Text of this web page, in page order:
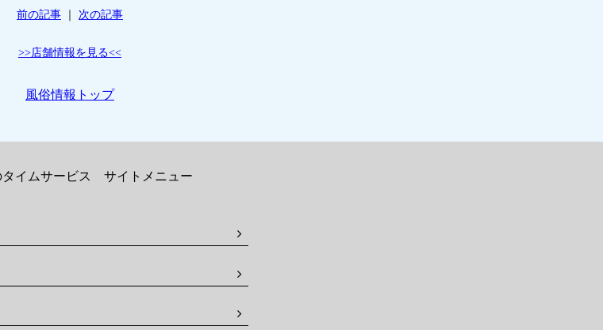
前の記事 ｜ 次の記事
>>店舗情報を見る<<
風俗情報トップ
タイムサービス サイトメニュー